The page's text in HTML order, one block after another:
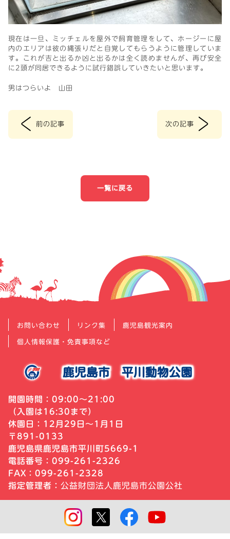
現在は一旦、ミッチェルを屋外で飼育管理をして、ホージーに屋
内のエリアは彼の縄張りだと自覚してもらうように管理していま
す。これが吉と出るか凶と出るかは全く読めませんが、再び安全
に2頭が同居できるように試行錯誤していきたいと思います。
男はつらいよ 山田
< 前の記事 次の記事 >
一覧に戻る
お問い合わせ リンク集 鹿児島観光案内
個人情報保護・免責事項など
鹿児島市平川動物公園
開園時間：09:00～21:00
（入園は16:30まで）
休園日：12月29日～1月1日
〒891-0133
鹿児島県鹿児島市平川町5669-1
電話番号：099-261-2326
FAX：099-261-2328
指定管理者： 公益財団法人鹿児島市公園公社